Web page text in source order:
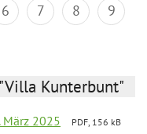
6 7 8
9
Kunterbunt"
2025
PDF, 156 kB